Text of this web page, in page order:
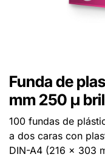
Funda de
mm 250 µ
100 fundas de
a dos caras con
DIN-A4 (216 x 303